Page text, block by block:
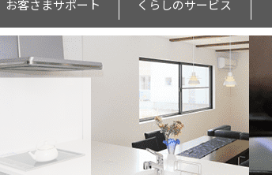
お客さまサポート くらしのサービス